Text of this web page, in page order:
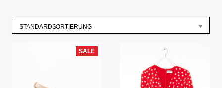
STANDARDSORTIERUNG
SALE